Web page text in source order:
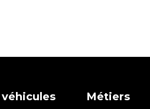
véhicules Métiers